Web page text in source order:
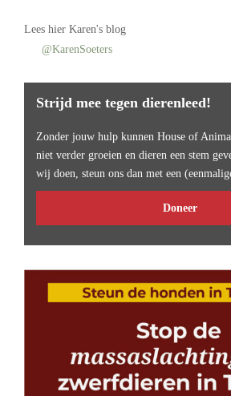
Lees hier Karen's blog
@KarenSoeters
Strijd mee tegen dierenleed!
Zonder jouw hulp kunnen House of
niet verder groeien en dieren een stem
wij doen, steun ons dan met een
Doneer